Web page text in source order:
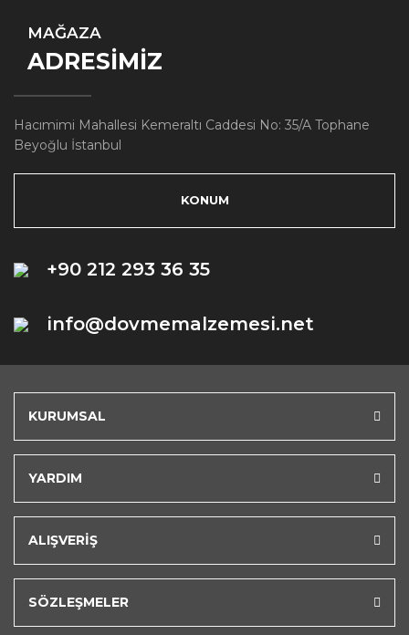
MAĞAZA
ADRESİMİZ
Hacımimi Mahallesi Kemeraltı Caddesi No: 35/A Tophane
Beyoğlu İstanbul
KONUM
+90 212 293 36 35
info@dovmemalzemesi.net
KURUMSAL
YARDIM
ALIŞVERİŞ
SÖZLEŞMELER